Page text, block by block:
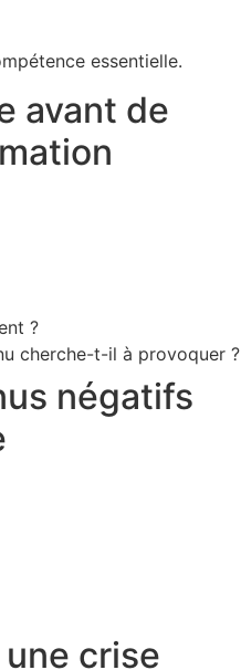
essentielle.
avant de
?
cherche-t-il à provoquer ?
négatifs
crise